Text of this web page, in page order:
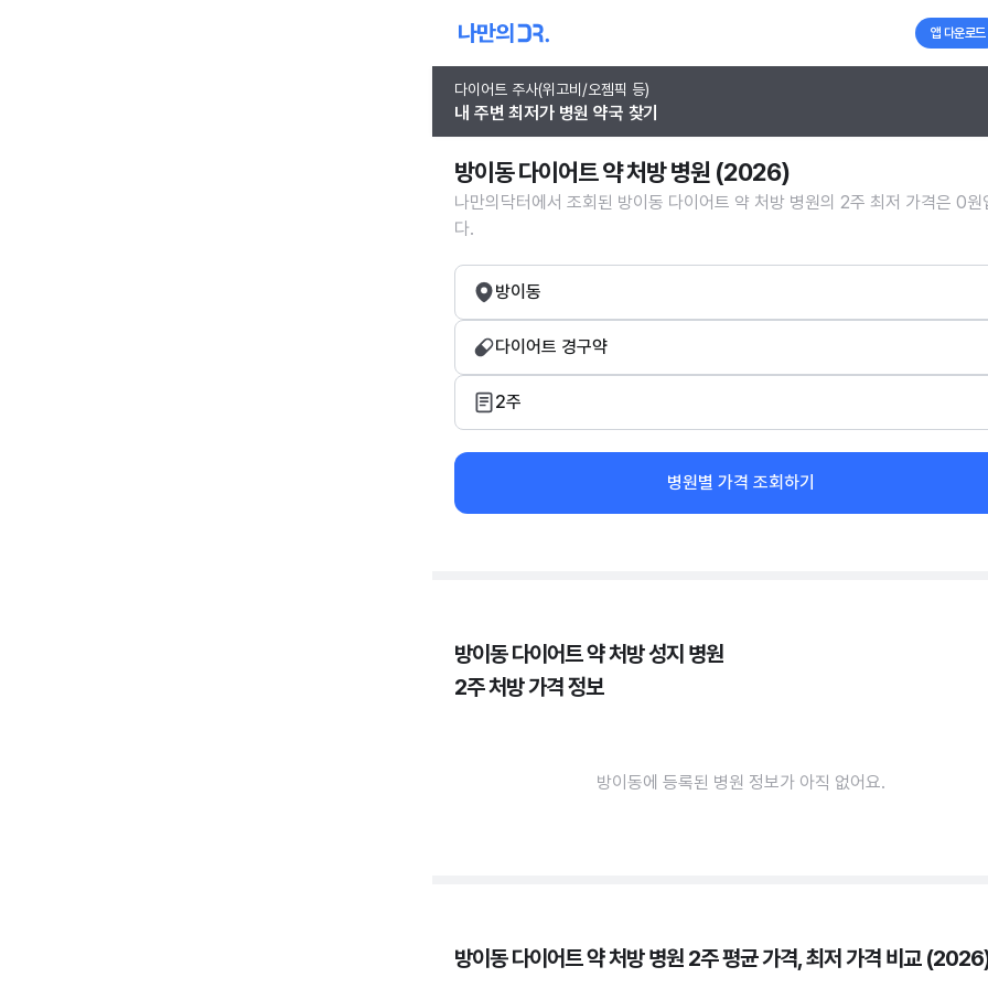
앱 다운로드
다이어트 주사(위고비/오젬픽 등)
내 주변 최저가 병원 약국 찾기
방이동 다이어트 약 처방 병원 (2026)
나만의닥터에서 조회된 방이동 다이어트 약 처방 병원의 2주 최저 가격은 0원
다.
방이동
다이어트 경구약
2주
병원별 가격 조회하기
방이동 다이어트 약 처방 성지 병원
2주 처방 가격 정보
방이동에 등록된 병원 정보가 아직 없어요.
방이동 다이어트 약 처방 병원 2주 평균 가격, 최저 가격 비교